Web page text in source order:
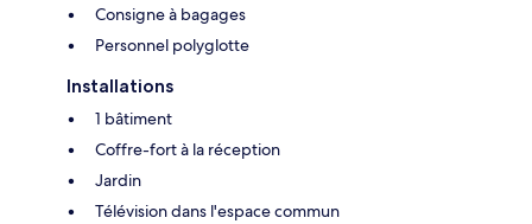
Consigne à bagages
Personnel polyglotte
Installations
1 bâtiment
Coffre-fort à la réception
Jardin
Télévision dans l'espace commun